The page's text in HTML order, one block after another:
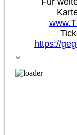
https://